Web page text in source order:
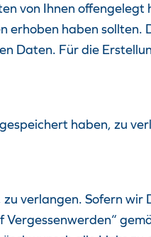
von Ihnen offengelegt
erhoben haben sollten.
Daten. Für die
haben, zu
verlangen. Sofern wir